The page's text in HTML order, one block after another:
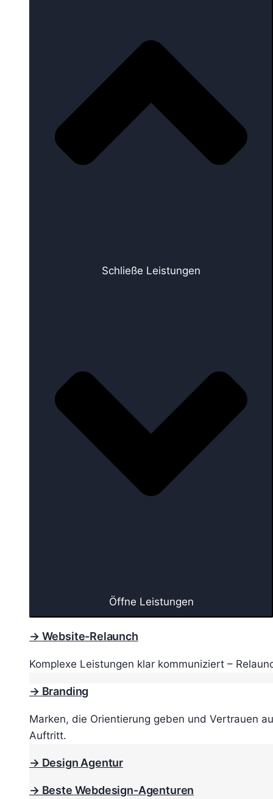
Schließe Leistungen
Öffne Leistungen
→ Website-Relaunch
Komplexe Leistungen klar kommuniziert –
→ Branding
Marken, die Orientierung geben und Vertrauen
Auftritt.
→ Design Agentur
→ Beste Webdesign-Agenturen